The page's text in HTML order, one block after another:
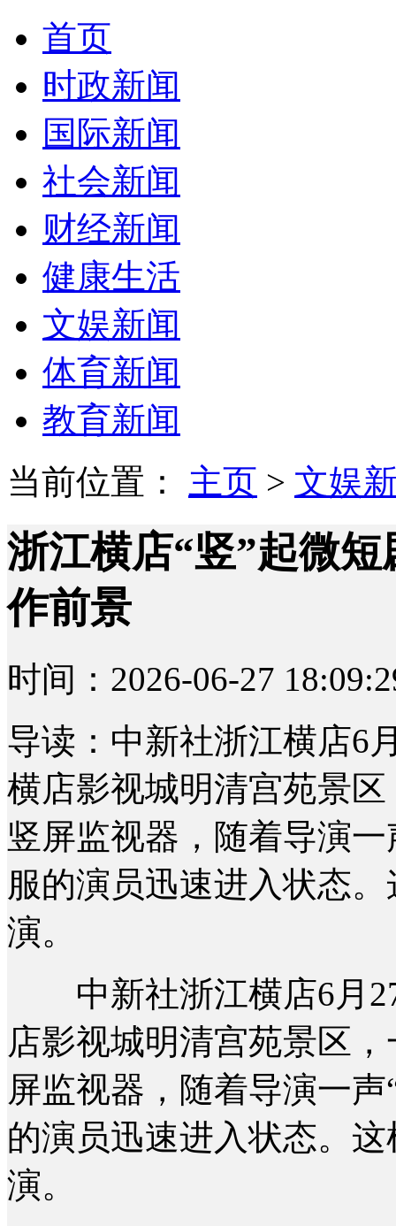
首页
时政新闻
国际新闻
社会新闻
财经新闻
健康生活
文娱新闻
体育新闻
教育新闻
当前位置： 主页 > 文娱
浙江横店“竖”起微
作前景
时间：2026-06-27
导读：中新社浙江横店6
横店影视城明清宫苑景
竖屏监视器，随着导演
服的演员迅速进入状态
演。
中新社浙江横店6月27
店影视城明清宫苑景区
屏监视器，随着导演一
的演员迅速进入状态。
演。